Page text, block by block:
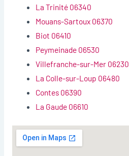
La Trinité 06340
Mouans-Sartoux 06370
Biot 06410
Peymeinade 06530
Villefranche-sur-Mer 06230
La Colle-sur-Loup 06480
Contes 06390
La Gaude 06610